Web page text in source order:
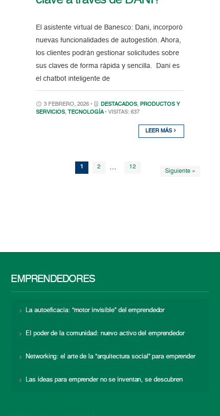
El asistente virtual de Banesco: Dani, incorporó
nuevas funcionalidades de autogestión. Ahora,
los clientes podrán gestionar solicitudes sobre
sus claves de forma rápida y sencilla. Dani es
el chatbot inteligente de
3 FEBRERO, 2026 • DESTACADOS, PRODUCTOS Y
SERVICIOS, TECNOLOGÍA • VISITAS: 637
LEER MÁS
1 2 … 12
Siguiente »
EMPRENDEDORES
La autoeficacia: “motor invisible” del emprendedor
El poder de la comunidad: nuevo activo del emprendedor
Networking: el arte de la “arquitectura social” para emprender
Las ideas para emprender no se inventan, se descubren